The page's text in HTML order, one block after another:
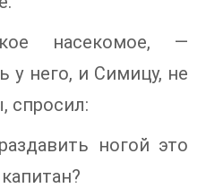
насекомое, —
у него, и Симицу, не
спросил:
ногой это